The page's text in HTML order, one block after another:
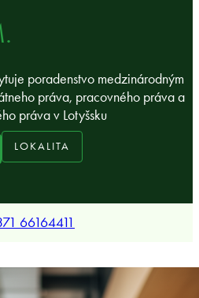
poradenstvo medzinárodným
práva, pracovného práva a
práva v Lotyšsku
LOKALITA
66164411